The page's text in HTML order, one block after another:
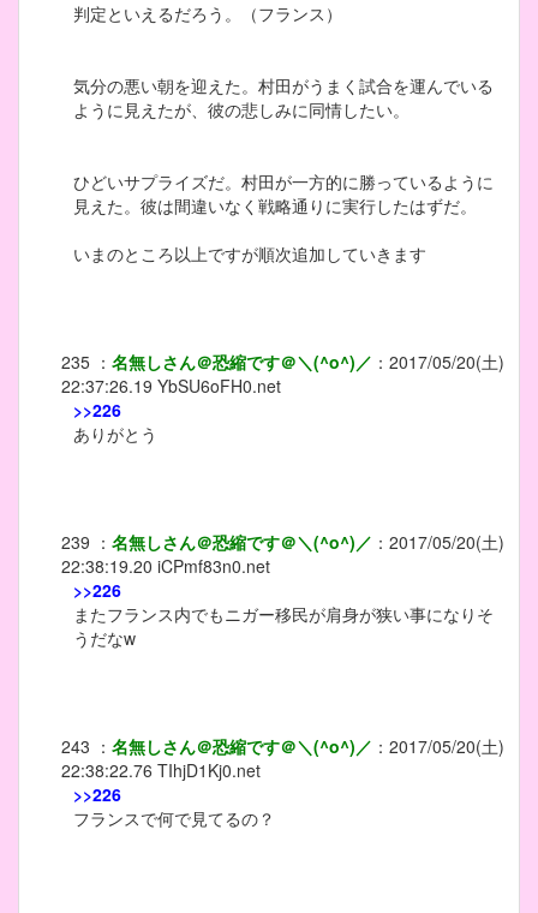
判定といえるだろう。（フランス）
気分の悪い朝を迎えた。村田がうまく試合を運んでいる
ように見えたが、彼の悲しみに同情したい。
ひどいサプライズだ。村田が一方的に勝っているように
見えた。彼は間違いなく戦略通りに実行したはずだ。
いまのところ以上ですが順次追加していきます
235 ： 名無しさん＠恐縮です＠＼(^o^)／ ： 2017/05/20(土)
22:37:26.19 YbSU6oFH0.net
>>226
ありがとう
239 ： 名無しさん＠恐縮です＠＼(^o^)／ ： 2017/05/20(土)
22:38:19.20 iCPmf83n0.net
>>226
またフランス内でもニガー移民が肩身が狭い事になりそ
うだなw
243 ： 名無しさん＠恐縮です＠＼(^o^)／ ： 2017/05/20(土)
22:38:22.76 TIhjD1Kj0.net
>>226
フランスで何で見てるの？